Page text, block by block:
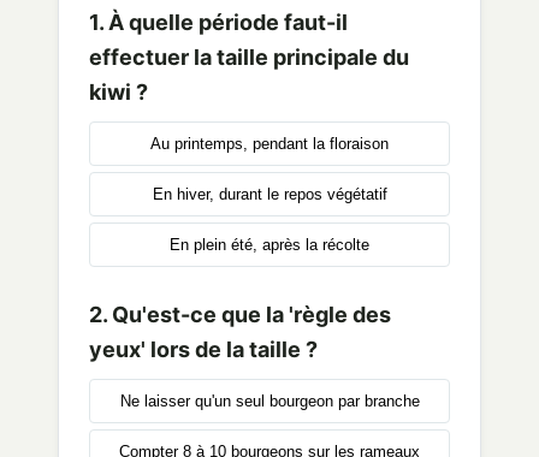
1. À quelle période faut-il
effectuer la taille principale du
kiwi ?
Au printemps, pendant la floraison
En hiver, durant le repos végétatif
En plein été, après la récolte
2. Qu'est-ce que la 'règle des
yeux' lors de la taille ?
Ne laisser qu'un seul bourgeon par branche
Compter 8 à 10 bourgeons sur les rameaux